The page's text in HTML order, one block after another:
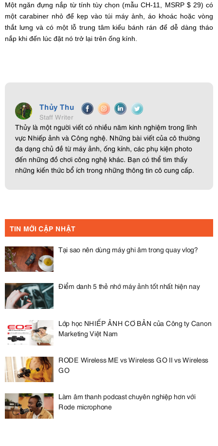
Một ngăn đựng nắp từ tính tùy chọn (mẫu CH-11, MSRP $ 29) có
một carabiner nhỏ để kẹp vào túi máy ảnh, áo khoác hoặc vòng
thắt lưng và có một lỗ trung tâm kiểu bánh rán để dễ dàng tháo
nắp khi đến lúc đặt nó trở lại trên ống kính.
Thủy Thu
Staff Writer
Thủy là một người viết có nhiều năm kinh nghiệm trong lĩnh
vực Nhiếp ảnh và Công nghệ. Những bài viết của cô thường
đa dạng chủ đề từ máy ảnh, ống kính, các phụ kiện photo
đến những đồ chơi công nghệ khác. Bạn có thể tìm thấy
những kiến thức bổ ích trong những thông tin cô cung cấp.
TIN MỚI CẬP NHẬT
Tại sao nên dùng máy ghi âm trong quay vlog?
Điểm danh 5 thẻ nhớ máy ảnh tốt nhất hiện nay
Lớp học NHIẾP ẢNH CƠ BẢN của Công ty Canon
Marketing Việt Nam
RODE Wireless ME vs Wireless GO II vs Wireless
GO
Làm âm thanh podcast chuyên nghiệp hơn với
Rode microphone